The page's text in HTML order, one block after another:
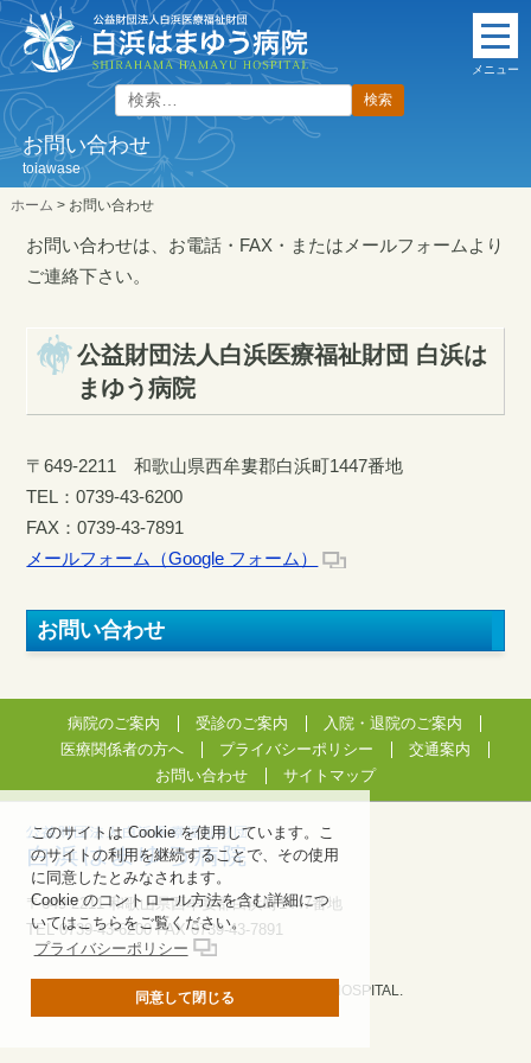
このサイトは Cookie を使用しています。こ
のサイトの利用を継続することで、その使用
に同意したとみなされます。
Cookie のコントロール方法を含む詳細につ
いてはこちらをご覧ください。
プライバシーポリシー
同意して閉じる
本
文
に
ス
キ
プ
検
索:
メニュー
お問い合わせ
toiawase
ホーム > お問い合わせ
お問い合わせは、お電話・FAX・またはメールフォームより
ご連絡下さい。
公益財団法人白浜医療福祉財団 白浜は
まゆう病院
〒649-2211 和歌山県西牟婁郡白浜町1447番地
TEL：0739-43-6200
FAX：0739-43-7891
メールフォーム（Google フォーム）
お問い合わせ
病院のご案内 受診のご案内
入院・退院のご案内
医療関係者の方へ
プライバシーポリシー
交通案内
お問い合わせ
サイトマップ
〒649-2211 和歌山県西牟婁郡白浜町1447番地
TEL 0739-43-6200 FAX 0739-43-7891
© 2013 SHIRAHAMA HAMAYU HOSPITAL.